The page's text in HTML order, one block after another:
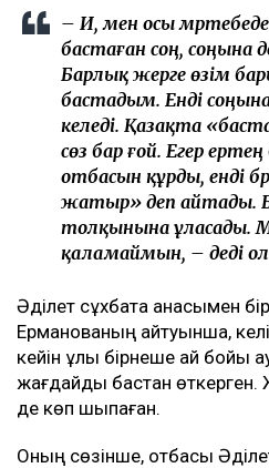
– Иә, мен осы
бастаған соң, соңына
Барлық жерге өзім
бастадым. Енді
келеді. Қазақта
сөз бар ғой. Егер
отбасын құрды, енді
жатыр» деп айтады.
толқынына ұласады.
қаламаймын, – деді
Әділет сұхбатқа анасымен
Ерманованың айтуынша,
кейін ұлы бірнеше ай бойы
жағдайды бастан өткерген.
де көп шықпаған.
Оның сөзінше, отбасы